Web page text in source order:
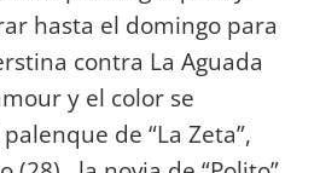
hasta el domingo para
contra La Aguada
y el color se
de “La Zeta”,